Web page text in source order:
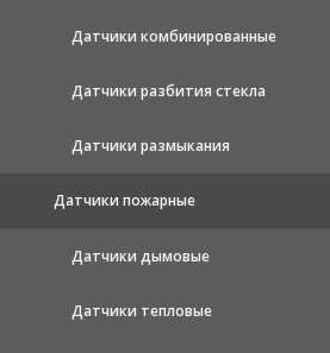
Датчики комбинированные
Датчики разбития стекла
Датчики размыкания
Датчики пожарные
Датчики дымовые
Датчики тепловые